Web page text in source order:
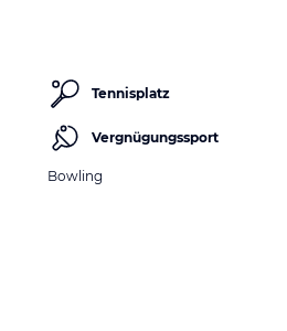
Tennisplatz
Vergnügungssport
Bowling